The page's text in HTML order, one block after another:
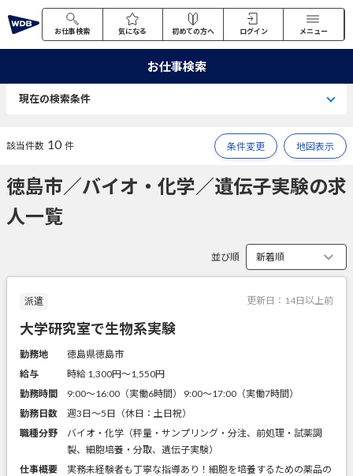
お仕事検索 気になる 初めての方へ ログイン メニュー
お仕事検索
現在の検索条件
該当件数 10 件 条件変更 地図表示
徳島市／バイオ・化学／遺伝子実験の求
人一覧
並び順
派遣 更新日： 14日以上前
大学研究室で生物系実験
勤務地
徳島県徳島市
給与
時給 1,300円〜1,550円
勤務時間
9:00～16:00（実働6時間） 9:00～17:00（実働7時間）
勤務日数
週3日～5日（休日：土日祝）
職種分野
バイオ・化学（秤量・サンプリング・分注、前処理・試薬調
製、細胞培養・分取、遺伝子実験）
仕事概要
実務未経験者も丁寧な指導あり！細胞を培養するための薬品の